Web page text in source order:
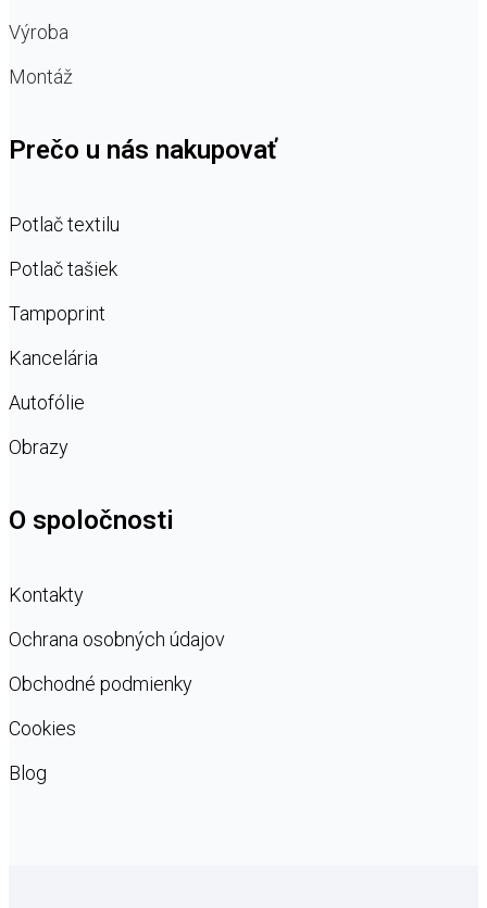
Výroba
Montáž
Prečo u nás nakupovať
Potlač textilu
Potlač tašiek
Tampoprint
Kancelária
Autofólie
Obrazy
O spoločnosti
Kontakty
Ochrana osobných údajov
Obchodné podmienky
Cookies
Blog